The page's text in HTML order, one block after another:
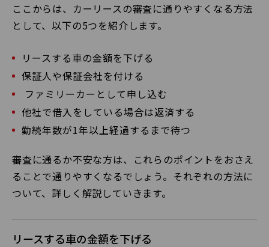
ここからは、カーリースの審査に通りやすくなる方法
として、以下の5つを紹介します。
リースする車の金額を下げる
保証人や保証会社を付ける
ファミリーカーとして申し込む
他社で借入をしている場合は返済する
勤続年数が1年以上経過するまで待つ
審査に通るか不安な方は、これらのポイントをおさえ
ることで通りやすくなるでしょう。それぞれの方法に
ついて、詳しく解説していきます。
リースする車の金額を下げる